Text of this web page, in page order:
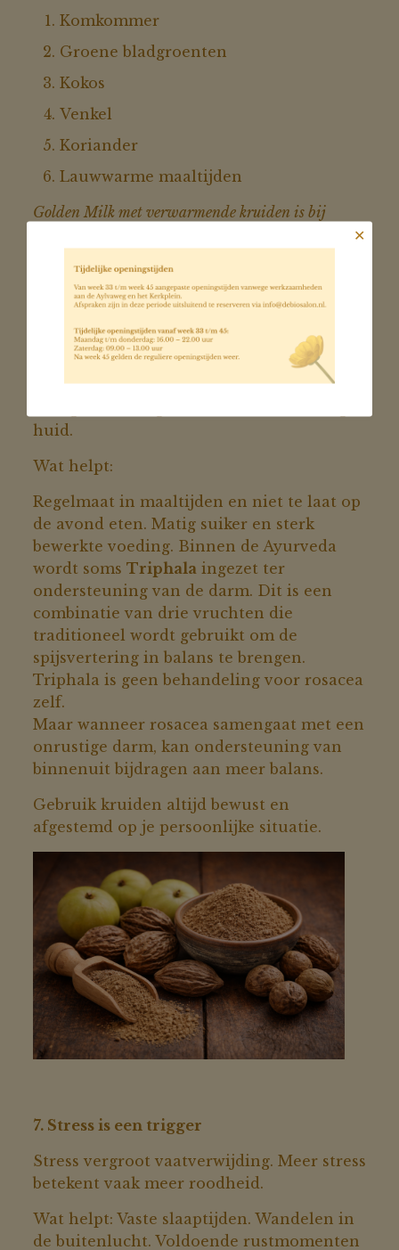
Komkommer
Groene bladgroenten
Kokos
Venkel
Koriander
Lauwwarme maaltijden
Golden Milk met verwarmende kruiden is bij
verwarming.
6. Darm en rosacea
Bij rosacea speelt de darm vaak mee. Een
huid.
Wat helpt:
Regelmaat in maaltijden en niet te laat op
de avond eten. Matig suiker en sterk
bewerkte voeding. Binnen de Ayurveda
wordt soms Triphalaingezet ter
ondersteuning van de darm. Dit is een
combinatie van drie vruchten die
traditioneel wordt gebruikt om de
spijsvertering in balans te brengen.
Triphala is geen behandeling voor rosacea
zelf.
Maar wanneer rosacea samengaat met een
onrustige darm, kan ondersteuning van
binnenuit bijdragen aan meer balans.
Gebruik kruiden altijd bewust en
afgestemd op je persoonlijke situatie.
7. Stress is een trigger
Stress vergroot vaatverwijding. Meer stress
betekent vaak meer roodheid.
Wat helpt: Vaste slaaptijden. Wandelen in
de buitenlucht. Voldoende rustmomenten
✕